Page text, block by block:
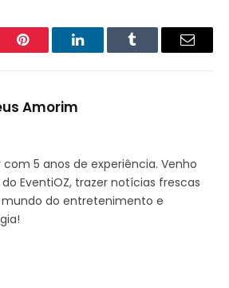
Pinterest LinkedInTumblr Email
Amorim
com 5 anos de experiência. Venho
EventiOZ, trazer notícias frescas
mundo do entretenimento e